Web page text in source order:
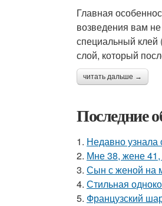
Главная
возведения вам
специальный
слой, который
читать дальше →
Последние
1. Недавно узнала
2. Мне 38, жене 41,
3. Сын с женой на
4. Стильная
5. Французский